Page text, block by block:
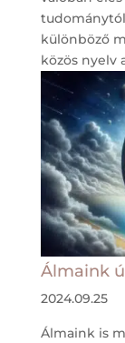
különböző
közös nyelv
Álmaink
2024.09.25
Álmaink is